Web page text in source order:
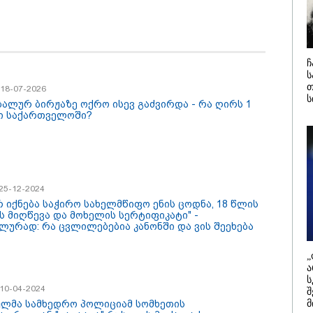
გასვენება
ისეთი
უნდა
რომ შფოთვა
- დედა
16:02 / 03-08-
"15 წლის
შეცვლილი
4-ჯერ
კონტინენტურ
აფიქსირებს კამერა
07-2026
ბირჟაზე ოქრო ისევ გაძვირდა - რა ღირს 1
საქართველოში?
12-2024
იქნება საჭირო სახელმწიფო ენის ცოდნა, 18 წლის
მიღწევა და მოხელის სერტიფიკატი" -
რა ცვლილებებია კანონში და ვის შეეხება
04-2024
სამხედრო პოლიციამ სომხეთის